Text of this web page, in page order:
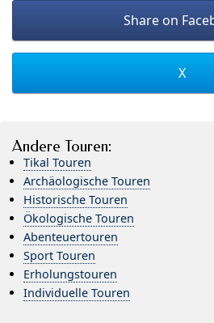
Share on
X
Andere Touren:
Tikal Touren
Archäologische Touren
Historische Touren
Ökologische Touren
Abenteuertouren
Sport Touren
Erholungstouren
Individuelle Touren